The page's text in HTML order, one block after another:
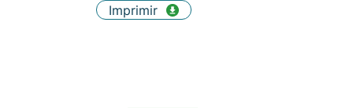
Imprimir